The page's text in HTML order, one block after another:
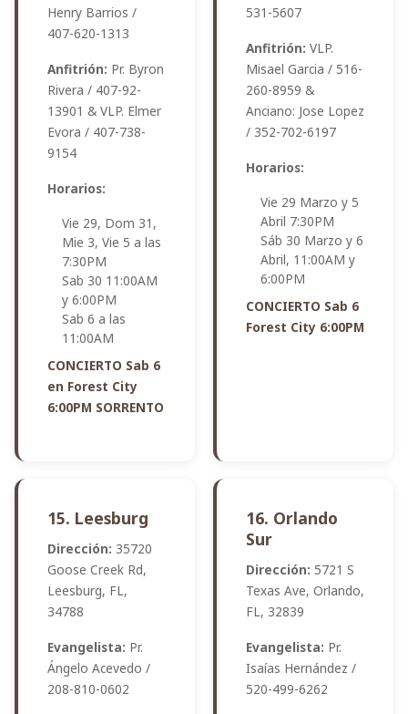
Henry Barrios /
407-620-1313
Anfitrión: Pr. Byron
Rivera / 407-92-
13901 & VLP. Elmer
Evora / 407-738-
9154
Horarios:
Vie 29, Dom 31,
Mie 3, Vie 5 a las
7:30PM
Sab 30 11:00AM
y 6:00PM
Sab 6 a las
11:00AM
CONCIERTO Sab 6
en Forest City
6:00PM SORRENTO
531-5607
Anfitrión: VLP.
Misael Garcia / 516-
260-8959 &
Anciano: Jose Lopez
/ 352-702-6197
Horarios:
Vie 29 Marzo y 5
Abril 7:30PM
Sáb 30 Marzo y 6
Abril, 11:00AM y
6:00PM
CONCIERTO Sab 6
Forest City 6:00PM
15. Leesburg
Dirección: 35720
Goose Creek Rd,
Leesburg, FL,
34788
Evangelista: Pr.
Ángelo Acevedo /
208-810-0602
16. Orlando
Sur
Dirección: 5721 S
Texas Ave, Orlando,
FL, 32839
Evangelista: Pr.
Isaías Hernández /
520-499-6262